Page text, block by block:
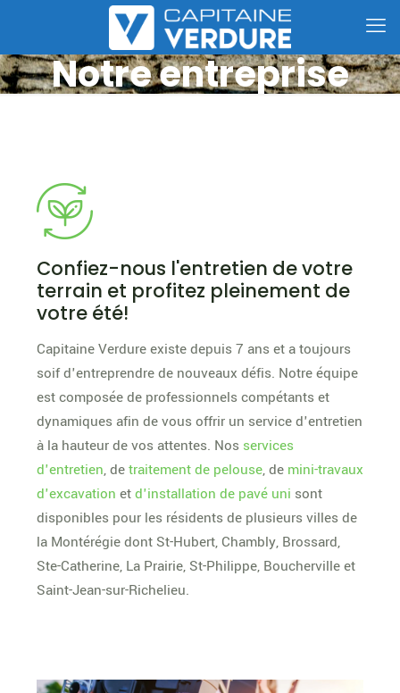
Notre entreprise
Confiez-nous l'entretien de votre
terrain et profitez pleinement de
votre été!
Capitaine Verdure existe depuis 7 ans et a toujours
soif d'entreprendre de nouveaux défis. Notre équipe
est composée de professionnels compétants et
dynamiques afin de vous offrir un service d'entretien
à la hauteur de vos attentes. Nosservices
d'entretien, detraitement de pelouse, de mini-travaux
d'excavation etd'installation de pavé uni sont
disponibles pour les résidents de plusieurs villes de
la Montérégie dont St-Hubert, Chambly, Brossard,
Ste-Catherine, La Prairie, St-Philippe, Boucherville et
Saint-Jean-sur-Richelieu.